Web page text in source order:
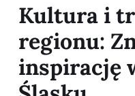
Kultura i
regionu:
inspirację